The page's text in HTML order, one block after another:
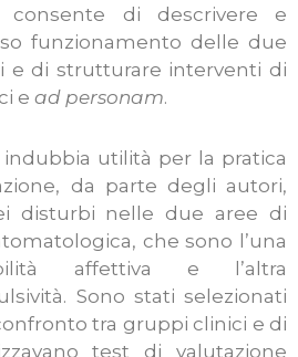
consente di descrivere e
funzionamento delle due
e di strutturare interventi di
e ad personam.
utilità per la pratica
da parte degli autori,
disturbi nelle due aree di
che sono l’una
affettiva e l’altra
Sono stati selezionati
tra gruppi clinici e di
test di valutazione